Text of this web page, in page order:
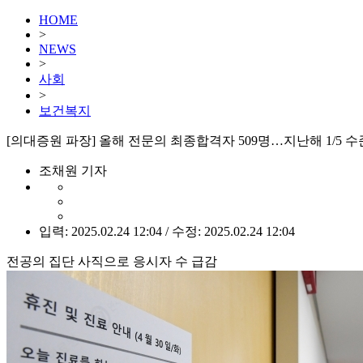
HOME
>
NEWS
>
사회
>
보건복지
[의대증원 파장] 올해 전문의 최종합격자 509명…지난해 1/5 수
조채원 기자
입력: 2025.02.24 12:04 / 수정: 2025.02.24 12:04
전공의 집단 사직으로 응시자 수 급감